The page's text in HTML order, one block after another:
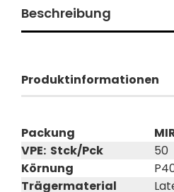
Beschreibung
Produktinformationen
Packung
VPE: Stck/Pck
50
Körnung
Trägermaterial